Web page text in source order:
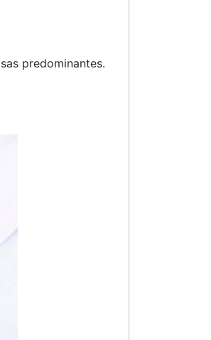
predominantes.